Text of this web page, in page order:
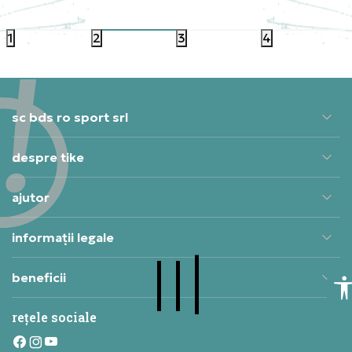
406,99 RON 381,99
1 2 3 4
sc bds ro sport srl
despre tike
ajutor
informații legale
beneficii
rețele sociale